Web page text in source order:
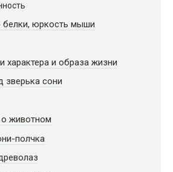
белки, юркость мыши
хаpaктера и образа жизни
зверька сони
о животном
полчка